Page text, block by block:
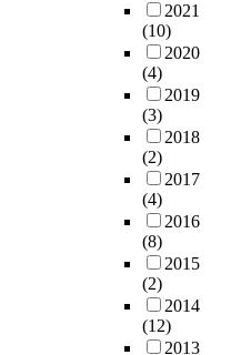
2021
(10)
2020
(4)
2019
(3)
2018
(2)
2017
(4)
2016
(8)
2015
(2)
2014
(12)
2013